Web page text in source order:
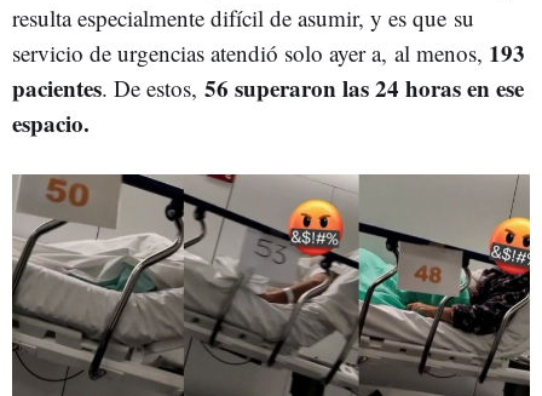
resulta especialmente difícil de asumir, y es que su
servicio de urgencias atendió solo ayer a, al menos, 193
pacientes. De estos, 56 superaron las 24 horas en ese
espacio.